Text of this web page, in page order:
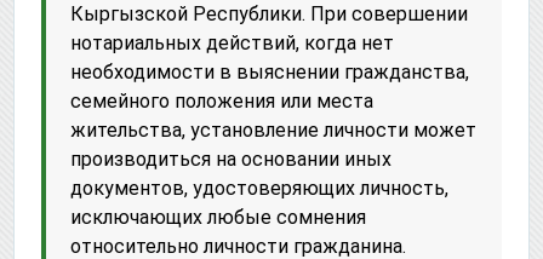
Кыргызской Республики. При совершении
нотариальных действий, когда нет
необходимости в выяснении гражданства,
семейного положения или места
жительства, установление личности может
производиться на основании иных
документов, удостоверяющих личность,
исключающих любые сомнения
относительно личности гражданина.